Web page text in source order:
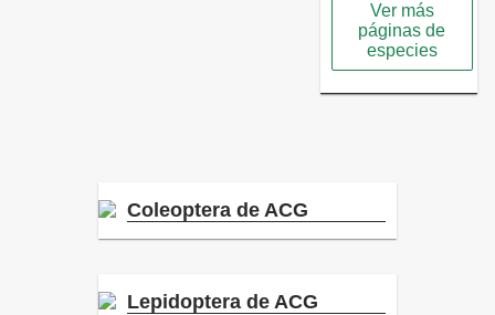
Ver más
páginas de
especies
Coleoptera de ACG
Lepidoptera de ACG